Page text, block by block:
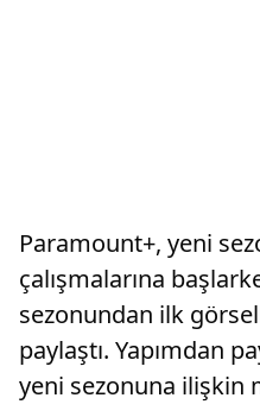
Paramount+, yeni
çalışmalarına
sezonundan ilk
paylaştı. Yapımdan
yeni sezonuna ilişkin